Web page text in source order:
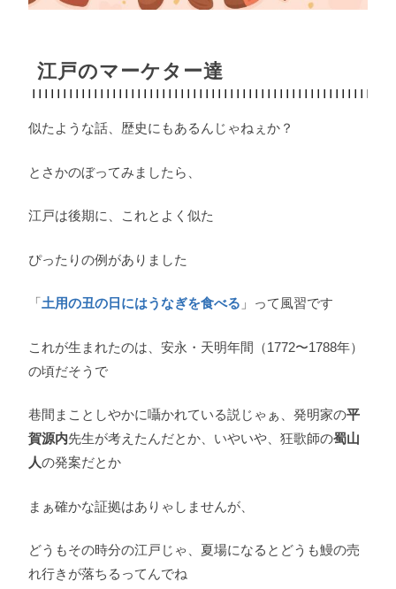
江戸のマーケター達
似たような話、歴史にもあるんじゃねぇか？
とさかのぼってみましたら、
江戸は後期に、これとよく似た
ぴったりの例がありました
「土用の丑の日にはうなぎを食べる 」って風習です
これが生まれたのは、安永・天明年間（1772〜1788年）
の頃だそうで
巷間まことしやかに囁かれている説じゃぁ、発明家の平
賀源内先生が考えたんだとか、いやいや、狂歌師の蜀山
人の発案だとか
まぁ確かな証拠はありゃしませんが、
どうもその時分の江戸じゃ、夏場になるとどうも鰻の売
れ行きが落ちるってんでね